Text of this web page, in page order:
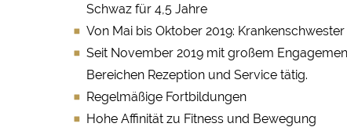
Schwaz für 4,5 Jahre
Von Mai bis Oktober 2019:
Seit November 2019 mit großem
Bereichen Rezeption und Service tätig.
Regelmäßige Fortbildungen
Hohe Affinität zu Fitness und Bewegung